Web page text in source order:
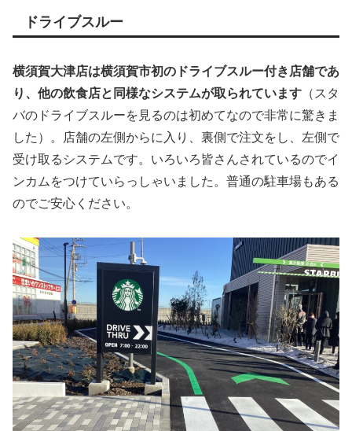
ドライブスルー
横須賀大津店は横須賀市初のドライブスルー付き店舗であ
り、他の飲食店と同様なシステムが取られています （スタ
バのドライブスルーを見るのは初めてなので非常に驚きま
した）。店舗の左側からに入り、裏側で注文をし、左側で
受け取るシステムです。いろいろ皆さんされているのでイ
ンカムをつけていらっしゃいました。普通の駐車場もある
のでご安心ください。